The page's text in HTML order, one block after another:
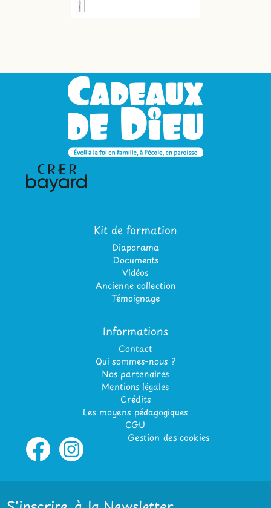
Kit de formation
Diaporama
Documents
Vidéos
Ancienne collection
Témoignage
Informations
Contact
Qui sommes-nous ?
Nos partenaires
Mentions légales
Crédits
Les moyens pédagogiques
CGU
Gestion des cookies